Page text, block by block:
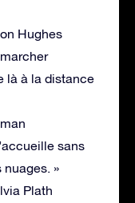
Hughes
là à la distance
sans
»
Plath